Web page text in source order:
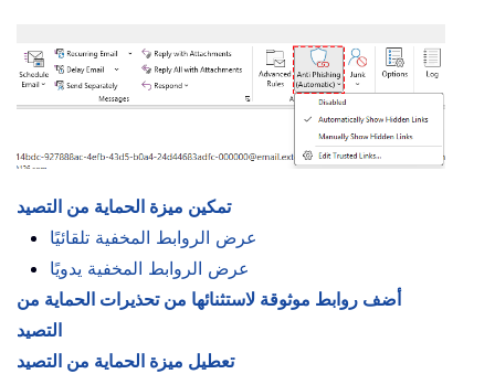
تمكين ميزة الحماية من التصيد
عرض الروابط المخفية تلقائيًا
عرض الروابط المخفية يدويًا
أضف روابط موثوقة لاستثنائها من تحذيرات الحماية من
التصيد
تعطيل ميزة الحماية من التصيد